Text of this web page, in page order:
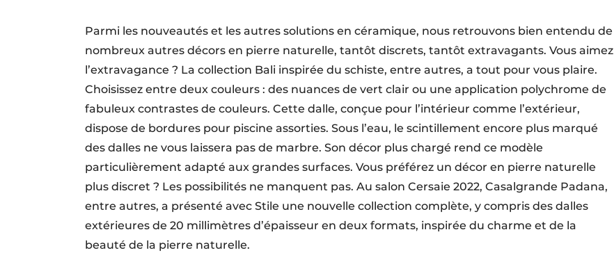
Parmi les nouveautés et les autres solutions en céramique, nous retrouvons bien entendu de
nombreux autres décors en pierre naturelle, tantôt discrets, tantôt extravagants. Vous aimez
l’extravagance ? La collection Bali ­inspirée du schiste, entre autres, a tout pour vous plaire.
Choisissez entre deux couleurs : des nuances de vert clair ou une application polychrome de
fabuleux contrastes de couleurs. Cette dalle, conçue pour l’intérieur comme l’extérieur,
dispose de bordures pour piscine assorties. Sous l’eau, le scintillement encore plus marqué
des dalles ne vous laissera pas de marbre. Son décor plus chargé rend ce modèle
particulièrement adapté aux grandes surfaces. Vous préférez un décor en pierre naturelle
plus discret ? Les possibilités ne manquent pas. Au salon Cersaie 2022, Casalgrande Padana,
entre autres, a présenté avec Stile une nouvelle collection complète, y compris des dalles
extérieures de 20 millimètres d’épaisseur en deux formats, inspirée du charme et de la
beauté de la pierre naturelle.